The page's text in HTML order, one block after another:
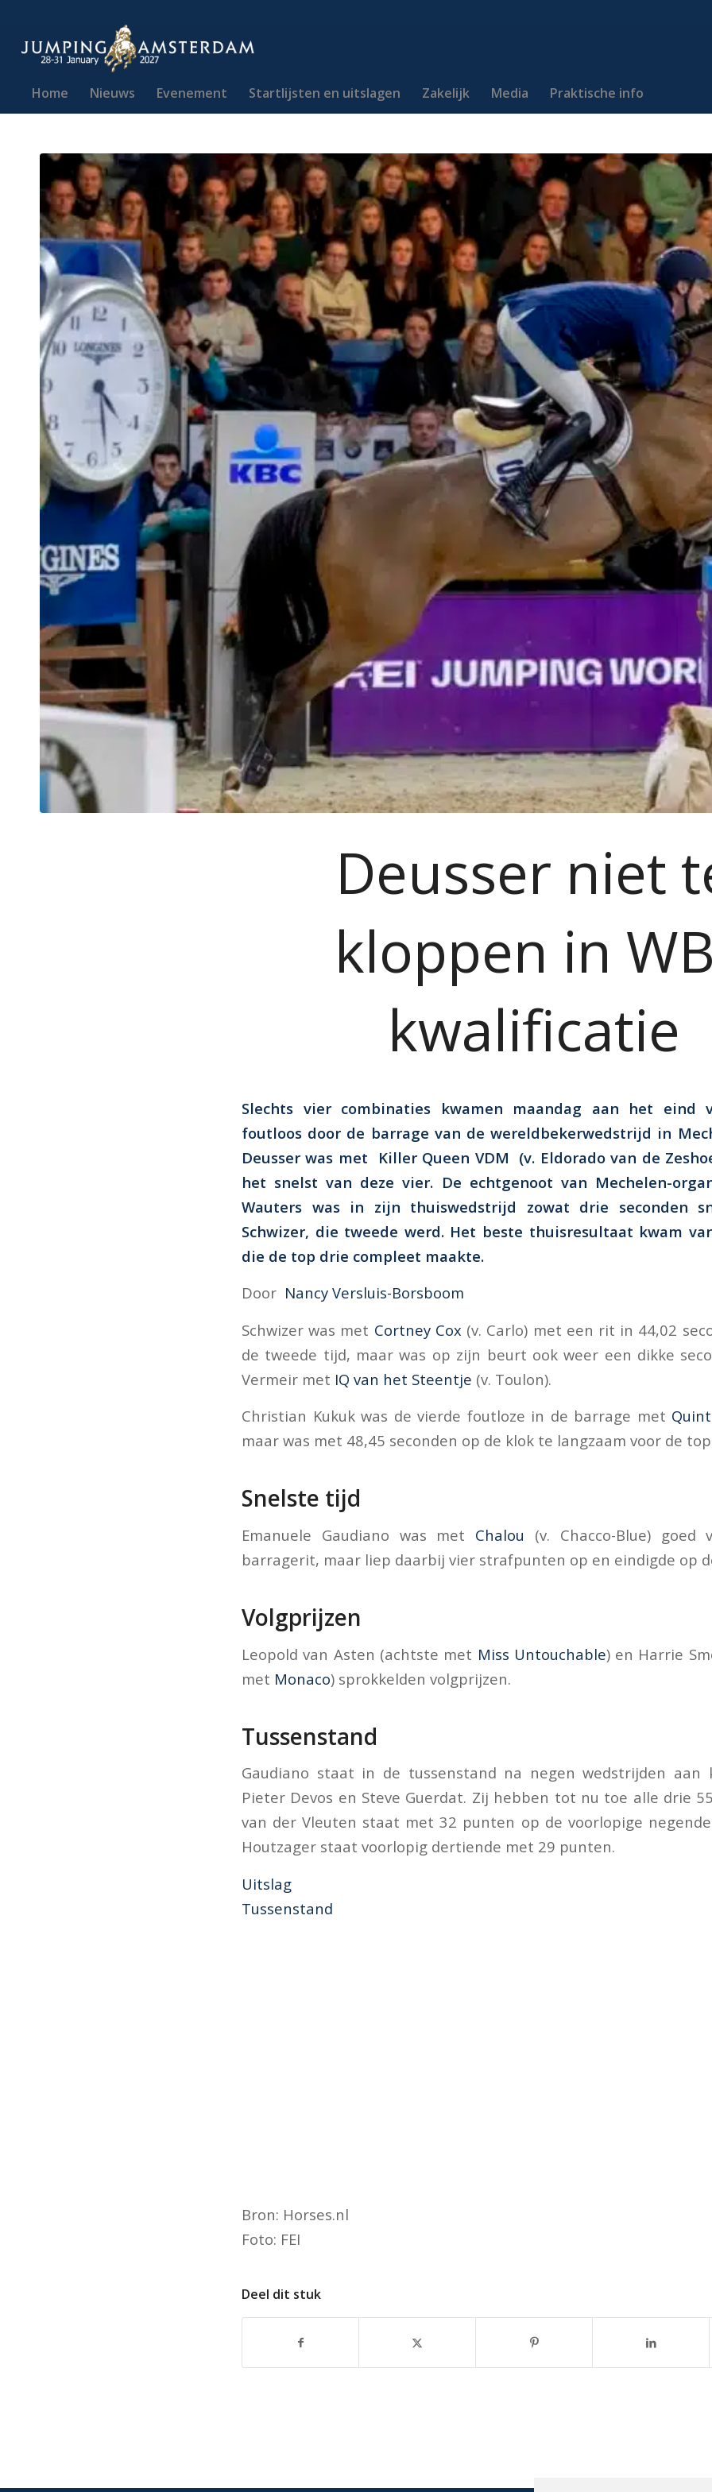
Home Nieuws Evenement Startlijsten en uitslagen Zakelijk Media Praktische info
Deusser niet
kloppen in
kwalificatie
Slechts vier combinaties kwamen maandag aan het eind
foutloos door de barrage van de wereldbekerwedstrijd in
Deusser was met Killer Queen VDM (v. Eldorado van de
het snelst van deze vier. De echtgenoot van Mechelen-
Wauters was in zijn thuiswedstrijd zowat drie seconden
Schwizer, die tweede werd. Het beste thuisresultaat kwam
die de top drie compleet maakte.
Door Nancy Versluis-Borsboom
Schwizer was met Cortney Cox (v. Carlo) met een rit in 44,02
de tweede tijd, maar was op zijn beurt ook weer een dikke
Vermeir met IQ van het Steentje (v. Toulon).
Christian Kukuk was de vierde foutloze in de barrage met
maar was met 48,45 seconden op de klok te langzaam voor de
Snelste tijd
Emanuele Gaudiano was met Chalou (v. Chacco-Blue) goed
barragerit, maar liep daarbij vier strafpunten op en eindigde op
Volgprijzen
Leopold van Asten (achtste met Miss Untouchable) en Harrie
met Monaco) sprokkelden volgprijzen.
Tussenstand
Gaudiano staat in de tussenstand na negen wedstrijden aan
Pieter Devos en Steve Guerdat. Zij hebben tot nu toe alle drie
van der Vleuten staat met 32 punten op de voorlopige
Houtzager staat voorlopig dertiende met 29 punten.
Uitslag
Tussenstand
Bron: Horses.nl
Foto: FEI
Deel dit stuk